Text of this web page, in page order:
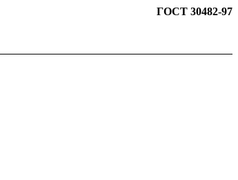
ГОСТ 30482-97